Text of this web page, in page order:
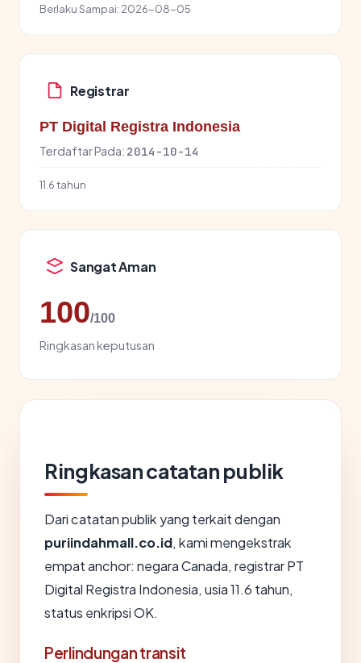
Berlaku Sampai: 2026-08-05
Registrar
PT Digital Registra Indonesia
Terdaftar Pada: 2014-10-14
11.6 tahun
Sangat Aman
100/100
Ringkasan keputusan
Ringkasan catatan publik
Dari catatan publik yang terkait dengan
puriindahmall.co.id, kami mengekstrak
empat anchor: negara Canada, registrar PT
Digital Registra Indonesia, usia 11.6 tahun,
status enkripsi OK.
Perlindungan transit